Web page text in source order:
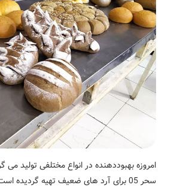
در انواع مختلفی تولید می گردد.بهبود دهنده نان
های ضعیف تهیه گردیده است.